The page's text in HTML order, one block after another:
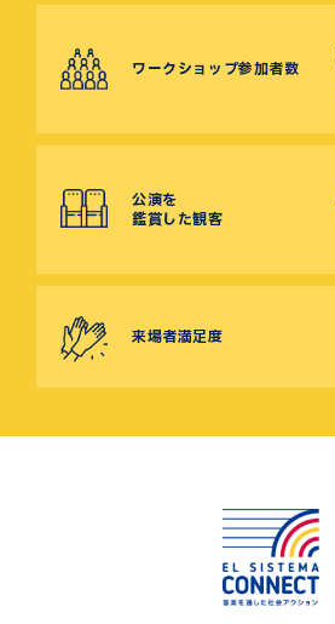
ワークショップ参加者数
公演を
鑑賞した観客
来場者満足度